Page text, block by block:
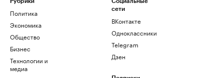
Политика
Экономика
Общество
Бизнес
Технологии и
медиа
сети
ВКонтакте
Одноклассники
Telegram
Дзен